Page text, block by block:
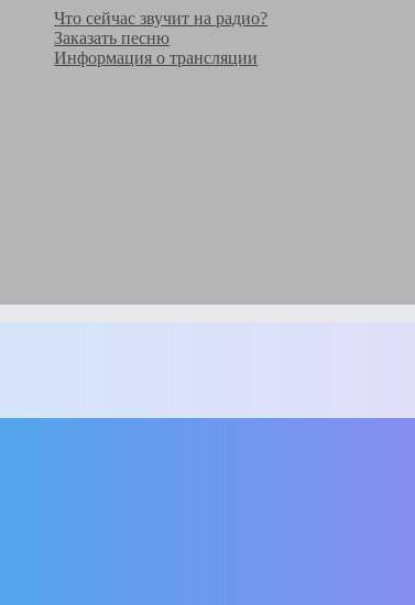
Что сейчас звучит на радио?
Заказать песню
Информация о трансляции